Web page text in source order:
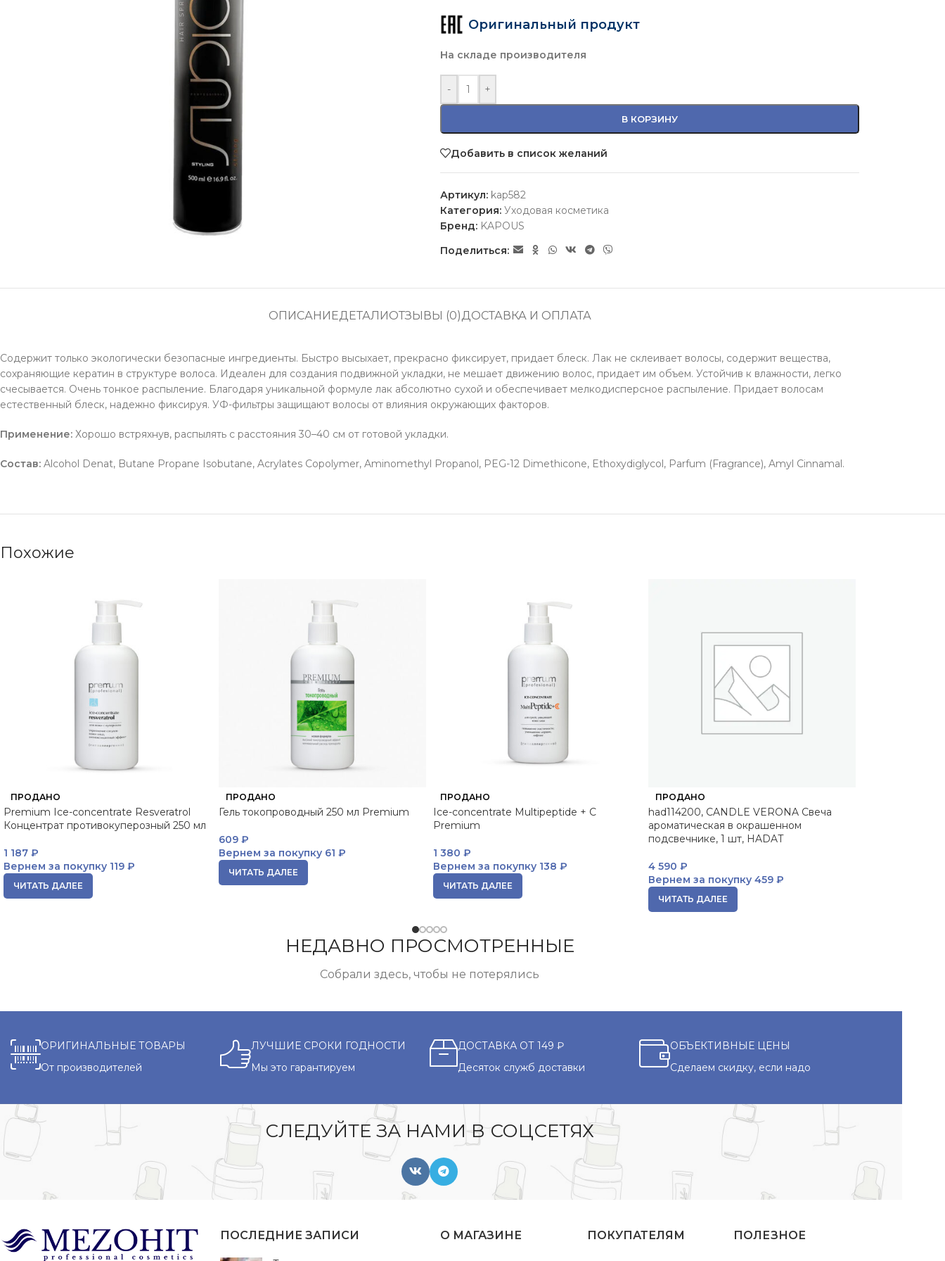
Оригинальный продукт
На складе производителя
- +
В КОРЗИНУ
Добавить в список желаний
Артикул: kap582
Категория: Уходовая косметика
Бренд: KAPOUS
Поделиться:
ОПИСАНИЕДЕТАЛИОТЗЫВЫ (0)ДОСТАВКА И ОПЛАТА
Содержит только экологически безопасные ингредиенты. Быстро высыхает, прекрасно фиксирует, придает блеск. Лак не склеивает волосы, содержит вещества,
сохраняющие кератин в структуре волоса. Идеален для создания подвижной укладки, не мешает движению волос, придает им объем. Устойчив к влажности, легко
счесывается. Очень тонкое распыление. Благодаря уникальной формуле лак абсолютно сухой и обеспечивает мелкодисперсное распыление. Придает волосам
естественный блеск, надежно фиксируя. УФ-фильтры защищают волосы от влияния окружающих факторов.
Применение: Хорошо встряхнув, распылять с расстояния 30–40 см от готовой укладки.
Состав: Alcohol Denat, Butane Propane Isobutane, Acrylates Copolymer, Aminomethyl Propanol, PEG-12 Dimethicone, Ethoxydiglycol, Parfum (Fragrance), Amyl Cinnamal.
Похожие
ПРОДАНО
Premium Ice-concentrate Resveratrol
Концентрат противокуперозный 250 мл
1 187 ₽
Вернем за покупку 119 ₽
ЧИТАТЬ ДАЛЕЕ
ПРОДАНО
Гель токопроводный 250 мл Premium
609 ₽
Вернем за покупку61 ₽
ЧИТАТЬ ДАЛЕЕ
ПРОДАНО
Ice-concentrate Multipeptide + C
Premium
1 380 ₽
Вернем за покупку 138 ₽
ЧИТАТЬ ДАЛЕЕ
ПРОДАНО
had114200, CANDLE VERONA Свеча
ароматическая в окрашенном
подсвечнике, 1 шт, HADAT
4 590 ₽
Вернем за покупку459 ₽
ЧИТАТЬ ДАЛЕЕ
НЕДАВНО ПРОСМОТРЕННЫЕ
Собрали здесь, чтобы не потерялись
ОРИГИНАЛЬНЫЕ ТОВАРЫ
От производителей
ЛУЧШИЕ СРОКИ ГОДНОСТИ
Мы это гарантируем
ДОСТАВКА ОТ 149 ₽
Десяток служб доставки
ОБЪЕКТИВНЫЕ ЦЕНЫ
Сделаем скидку, если надо
СЛЕДУЙТЕ ЗА НАМИ В СОЦСЕТЯХ
ПОСЛЕДНИЕ ЗАПИСИ О МАГАЗИНЕ ПОКУПАТЕЛЯМ ПОЛЕЗНОЕ